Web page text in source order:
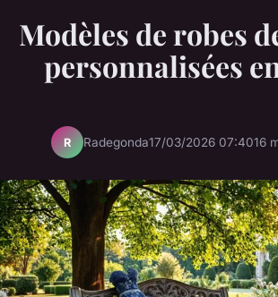
Modèles de robes
personnalisées
R Radegonda17/03/2026 07:4016